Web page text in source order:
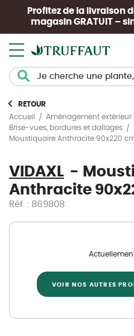
Profitez de la livraison
magasin GRATUIT –
RETOUR
Accueil
Aménagement extérieur
Brise-vues, bordures et dallages
Moustiquaire Anthracite 90x220
VIDAXL
Anthracite
Réf. : 869808
VOIR NOS AUTRES